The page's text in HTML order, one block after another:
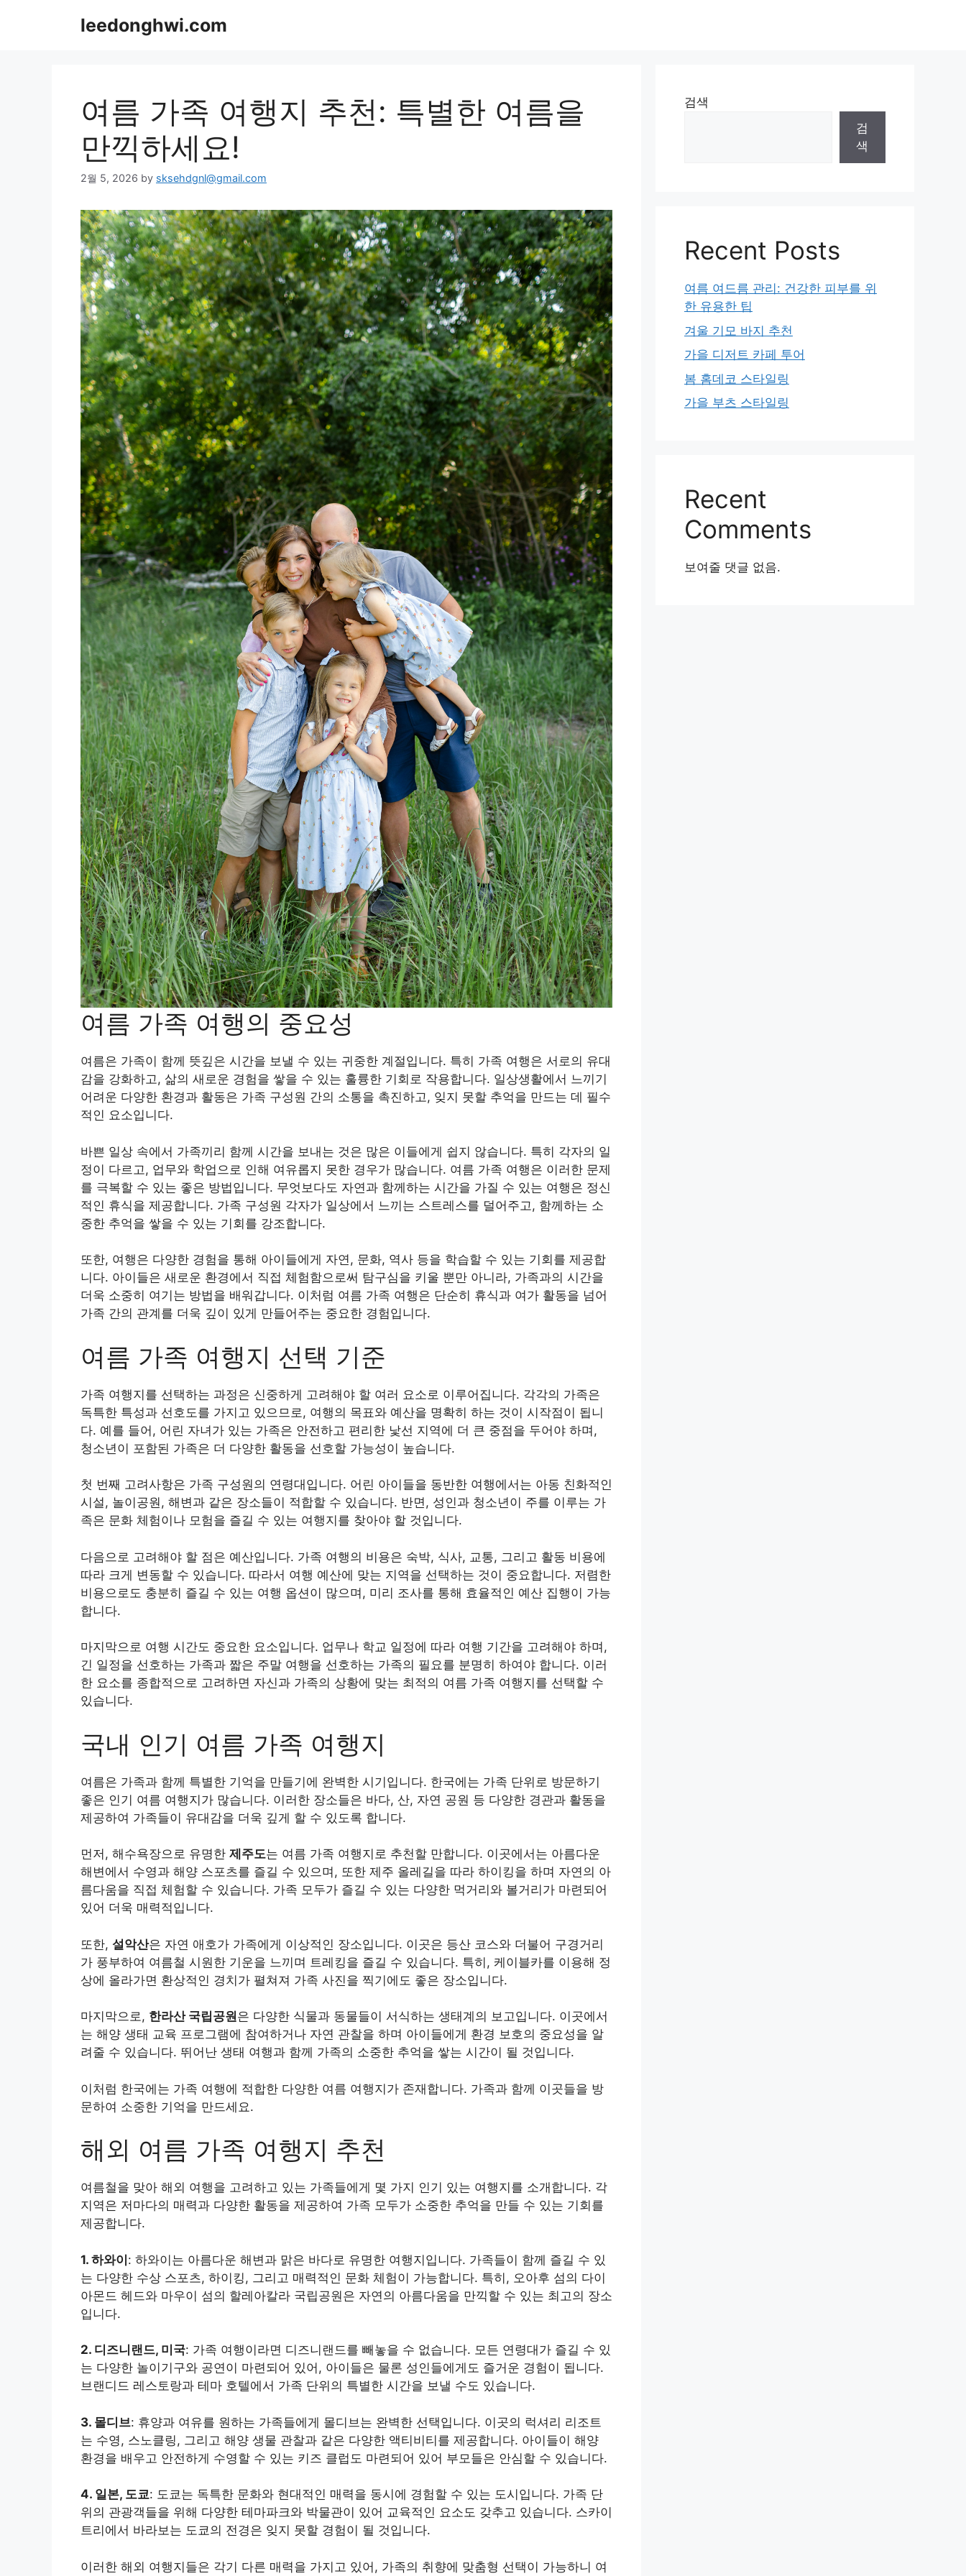
leedonghwi.com
여름 가족 여행지 추천: 특별한 여름을
만끽하세요!
2월 5, 2026 by sksehdgnl@gmail.com
여름 가족 여행의 중요성
여름은 가족이 함께 뜻깊은 시간을 보낼 수 있는 귀중한 계절입니다. 특히 가족 여행은 서로의 유대
감을 강화하고, 삶의 새로운 경험을 쌓을 수 있는 훌륭한 기회로 작용합니다. 일상생활에서 느끼기
어려운 다양한 환경과 활동은 가족 구성원 간의 소통을 촉진하고, 잊지 못할 추억을 만드는 데 필수
적인 요소입니다.
바쁜 일상 속에서 가족끼리 함께 시간을 보내는 것은 많은 이들에게 쉽지 않습니다. 특히 각자의 일
정이 다르고, 업무와 학업으로 인해 여유롭지 못한 경우가 많습니다. 여름 가족 여행은 이러한 문제
를 극복할 수 있는 좋은 방법입니다. 무엇보다도 자연과 함께하는 시간을 가질 수 있는 여행은 정신
적인 휴식을 제공합니다. 가족 구성원 각자가 일상에서 느끼는 스트레스를 덜어주고, 함께하는 소
중한 추억을 쌓을 수 있는 기회를 강조합니다.
또한, 여행은 다양한 경험을 통해 아이들에게 자연, 문화, 역사 등을 학습할 수 있는 기회를 제공합
니다. 아이들은 새로운 환경에서 직접 체험함으로써 탐구심을 키울 뿐만 아니라, 가족과의 시간을
더욱 소중히 여기는 방법을 배워갑니다. 이처럼 여름 가족 여행은 단순히 휴식과 여가 활동을 넘어
가족 간의 관계를 더욱 깊이 있게 만들어주는 중요한 경험입니다.
여름 가족 여행지 선택 기준
가족 여행지를 선택하는 과정은 신중하게 고려해야 할 여러 요소로 이루어집니다. 각각의 가족은
독특한 특성과 선호도를 가지고 있으므로, 여행의 목표와 예산을 명확히 하는 것이 시작점이 됩니
다. 예를 들어, 어린 자녀가 있는 가족은 안전하고 편리한 낯선 지역에 더 큰 중점을 두어야 하며,
청소년이 포함된 가족은 더 다양한 활동을 선호할 가능성이 높습니다.
첫 번째 고려사항은 가족 구성원의 연령대입니다. 어린 아이들을 동반한 여행에서는 아동 친화적인
시설, 놀이공원, 해변과 같은 장소들이 적합할 수 있습니다. 반면, 성인과 청소년이 주를 이루는 가
족은 문화 체험이나 모험을 즐길 수 있는 여행지를 찾아야 할 것입니다.
다음으로 고려해야 할 점은 예산입니다. 가족 여행의 비용은 숙박, 식사, 교통, 그리고 활동 비용에
따라 크게 변동할 수 있습니다. 따라서 여행 예산에 맞는 지역을 선택하는 것이 중요합니다. 저렴한
비용으로도 충분히 즐길 수 있는 여행 옵션이 많으며, 미리 조사를 통해 효율적인 예산 집행이 가능
합니다.
마지막으로 여행 시간도 중요한 요소입니다. 업무나 학교 일정에 따라 여행 기간을 고려해야 하며,
긴 일정을 선호하는 가족과 짧은 주말 여행을 선호하는 가족의 필요를 분명히 하여야 합니다. 이러
한 요소를 종합적으로 고려하면 자신과 가족의 상황에 맞는 최적의 여름 가족 여행지를 선택할 수
있습니다.
국내 인기 여름 가족 여행지
여름은 가족과 함께 특별한 기억을 만들기에 완벽한 시기입니다. 한국에는 가족 단위로 방문하기
좋은 인기 여름 여행지가 많습니다. 이러한 장소들은 바다, 산, 자연 공원 등 다양한 경관과 활동을
제공하여 가족들이 유대감을 더욱 깊게 할 수 있도록 합니다.
먼저, 해수욕장으로 유명한 제주도는 여름 가족 여행지로 추천할 만합니다. 이곳에서는 아름다운
해변에서 수영과 해양 스포츠를 즐길 수 있으며, 또한 제주 올레길을 따라 하이킹을 하며 자연의 아
름다움을 직접 체험할 수 있습니다. 가족 모두가 즐길 수 있는 다양한 먹거리와 볼거리가 마련되어
있어 더욱 매력적입니다.
또한, 설악산은 자연 애호가 가족에게 이상적인 장소입니다. 이곳은 등산 코스와 더불어 구경거리
가 풍부하여 여름철 시원한 기운을 느끼며 트레킹을 즐길 수 있습니다. 특히, 케이블카를 이용해 정
상에 올라가면 환상적인 경치가 펼쳐져 가족 사진을 찍기에도 좋은 장소입니다.
마지막으로, 한라산 국립공원은 다양한 식물과 동물들이 서식하는 생태계의 보고입니다. 이곳에서
는 해양 생태 교육 프로그램에 참여하거나 자연 관찰을 하며 아이들에게 환경 보호의 중요성을 알
려줄 수 있습니다. 뛰어난 생태 여행과 함께 가족의 소중한 추억을 쌓는 시간이 될 것입니다.
이처럼 한국에는 가족 여행에 적합한 다양한 여름 여행지가 존재합니다. 가족과 함께 이곳들을 방
문하여 소중한 기억을 만드세요.
해외 여름 가족 여행지 추천
여름철을 맞아 해외 여행을 고려하고 있는 가족들에게 몇 가지 인기 있는 여행지를 소개합니다. 각
지역은 저마다의 매력과 다양한 활동을 제공하여 가족 모두가 소중한 추억을 만들 수 있는 기회를
제공합니다.
1. 하와이: 하와이는 아름다운 해변과 맑은 바다로 유명한 여행지입니다. 가족들이 함께 즐길 수 있
는 다양한 수상 스포츠, 하이킹, 그리고 매력적인 문화 체험이 가능합니다. 특히, 오아후 섬의 다이
아몬드 헤드와 마우이 섬의 할레아칼라 국립공원은 자연의 아름다움을 만끽할 수 있는 최고의 장소
입니다.
2. 디즈니랜드, 미국: 가족 여행이라면 디즈니랜드를 빼놓을 수 없습니다. 모든 연령대가 즐길 수 있
는 다양한 놀이기구와 공연이 마련되어 있어, 아이들은 물론 성인들에게도 즐거운 경험이 됩니다.
브랜디드 레스토랑과 테마 호텔에서 가족 단위의 특별한 시간을 보낼 수도 있습니다.
3. 몰디브: 휴양과 여유를 원하는 가족들에게 몰디브는 완벽한 선택입니다. 이곳의 럭셔리 리조트
는 수영, 스노클링, 그리고 해양 생물 관찰과 같은 다양한 액티비티를 제공합니다. 아이들이 해양
환경을 배우고 안전하게 수영할 수 있는 키즈 클럽도 마련되어 있어 부모들은 안심할 수 있습니다.
4. 일본, 도쿄: 도쿄는 독특한 문화와 현대적인 매력을 동시에 경험할 수 있는 도시입니다. 가족 단
위의 관광객들을 위해 다양한 테마파크와 박물관이 있어 교육적인 요소도 갖추고 있습니다. 스카이
트리에서 바라보는 도쿄의 전경은 잊지 못할 경험이 될 것입니다.
이러한 해외 여행지들은 각기 다른 매력을 가지고 있어, 가족의 취향에 맞춤형 선택이 가능하니 여
검색
검
색
Recent Posts
여름 여드름 관리: 건강한 피부를 위
한 유용한 팁
겨울 기모 바지 추천
가을 디저트 카페 투어
봄 홈데코 스타일링
가을 부츠 스타일링
Recent
Comments
보여줄 댓글 없음.